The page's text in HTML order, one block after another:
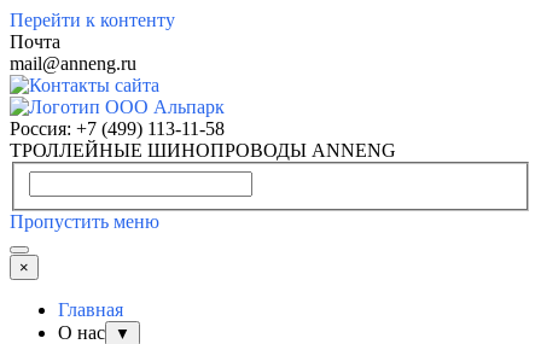
Перейти к контенту
Почта
mail@anneng.ru
Россия: +7 (499) 113-11-58
ТРОЛЛЕЙНЫЕ ШИНОПРОВОДЫ ANNENG
Пропустить меню
×
Главная
О нас
▼